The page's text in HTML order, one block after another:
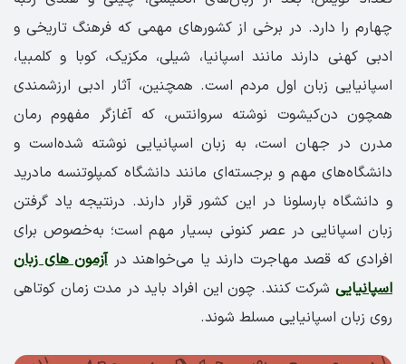
چهارم را دارد. در برخی از کشورهای مهمی که فرهنگ تاریخی و
ادبی کهنی دارند مانند اسپانیا، شیلی، مکزیک، کوبا و کلمبیا،
اسپانیایی زبان اول مردم است. همچنین، آثار ادبی ارزشمندی
همچون دن‌کیشوت نوشته سروانتس، که آغازگر مفهوم رمان
مدرن در جهان است، به زبان اسپانیایی نوشته شده‌است و
دانشگاه‌های مهم و برجسته‌ای مانند دانشگاه کمپلوتنسه مادرید
و دانشگاه بارسلونا در این کشور قرار دارند. در‌نتیجه یاد گرفتن
زبان اسپانایی در عصر کنونی بسیار مهم است؛ به‌خصوص برای
افرادی که قصد مهاجرت دارند یا می‌خواهند درآزمون های زبان
اسپانیایی شرکت کنند. چون این افراد باید در مدت زمان کوتاهی
روی زبان اسپانیایی مسلط شوند.